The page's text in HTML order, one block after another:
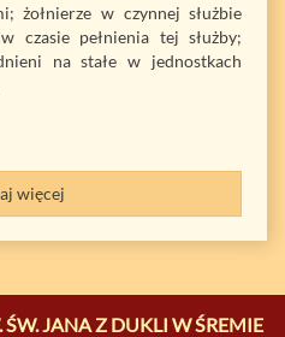
żołnierze w czynnej służbie
czasie pełnienia tej służby;
na stałe w jednostkach
więcej
JANA Z DUKLI W ŚREMIE